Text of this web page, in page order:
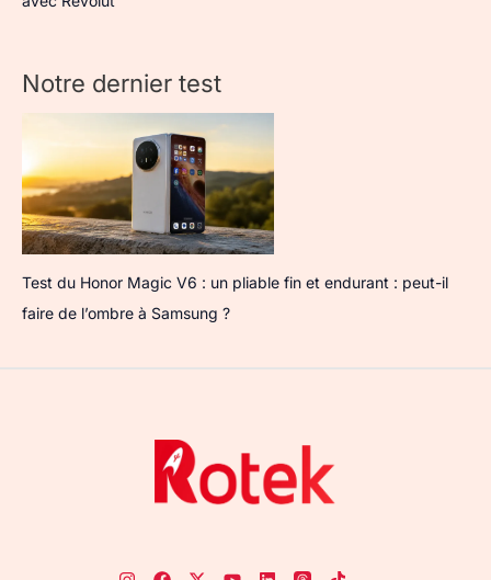
Notre dernier test
Test du Honor Magic V6 : un pliable fin et endurant : peut-il
faire de l’ombre à Samsung ?